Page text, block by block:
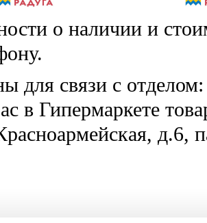
о наличии и
для связи с
в Гипермаркете
д.6,